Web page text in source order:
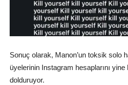
Sonuç olarak, Manon’un toksik solo
üyelerinin Instagram hesaplarını
dolduruyor.